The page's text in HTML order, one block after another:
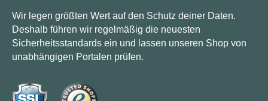
Wir legen größten Wert auf den Schutz deiner Daten.
Deshalb führen wir regelmäßig die neuesten
Sicherheitsstandards ein und lassen unseren Shop von
unabhängigen Portalen prüfen.